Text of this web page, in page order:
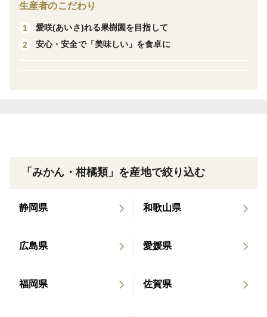
※農薬節減率20％
生産者のこだわり
1
愛咲(あいさ)れる果樹園を目指して
2
安心・安全で「美味しい」を食卓に
「みかん・柑橘類」を産地で絞り込む
静岡県 和歌山県
広島県 愛媛県
福岡県 佐賀県